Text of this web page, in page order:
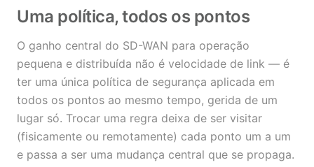
Uma política, todos os pontos
O ganho central do SD-WAN para operação
pequena e distribuída não é velocidade de link — é
ter uma única política de segurança aplicada em
todos os pontos ao mesmo tempo, gerida de um
lugar só. Trocar uma regra deixa de ser visitar
(fisicamente ou remotamente) cada ponto um a um
e passa a ser uma mudança central que se propaga.